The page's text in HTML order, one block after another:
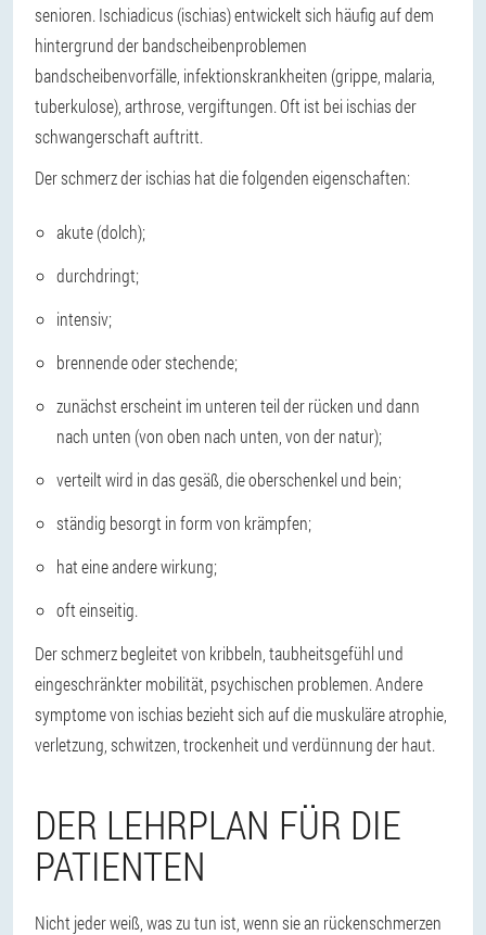
senioren. Ischiadicus (ischias) entwickelt sich häufig auf dem
hintergrund der bandscheibenproblemen
bandscheibenvorfälle, infektionskrankheiten (grippe, malaria,
tuberkulose), arthrose, vergiftungen. Oft ist bei ischias der
schwangerschaft auftritt.
Der schmerz der ischias hat die folgenden eigenschaften:
akute (dolch);
durchdringt;
intensiv;
brennende oder stechende;
zunächst erscheint im unteren teil der rücken und dann
nach unten (von oben nach unten, von der natur);
verteilt wird in das gesäß, die oberschenkel und bein;
ständig besorgt in form von krämpfen;
hat eine andere wirkung;
oft einseitig.
Der schmerz begleitet von kribbeln, taubheitsgefühl und
eingeschränkter mobilität, psychischen problemen. Andere
symptome von ischias bezieht sich auf die muskuläre atrophie,
verletzung, schwitzen, trockenheit und verdünnung der haut.
DER LEHRPLAN FÜR DIE
PATIENTEN
Nicht jeder weiß, was zu tun ist, wenn sie an rückenschmerzen